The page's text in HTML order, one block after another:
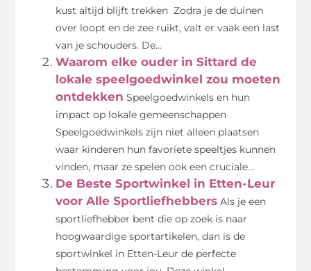
kust altijd blijft trekken Zodra je de duinen
over loopt en de zee ruikt, valt er vaak een last
van je schouders. De...
Waarom elke ouder in Sittard de
lokale speelgoedwinkel zou moeten
ontdekken Speelgoedwinkels en hun
impact op lokale gemeenschappen
Speelgoedwinkels zijn niet alleen plaatsen
waar kinderen hun favoriete speeltjes kunnen
vinden, maar ze spelen ook een cruciale...
De Beste Sportwinkel in Etten-Leur
voor Alle Sportliefhebbers Als je een
sportliefhebber bent die op zoek is naar
hoogwaardige sportartikelen, dan is de
sportwinkel in Etten-Leur de perfecte